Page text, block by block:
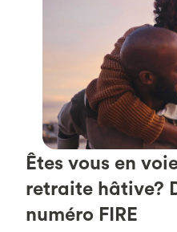
Êtes vous en
retraite hâtive?
numéro FIRE